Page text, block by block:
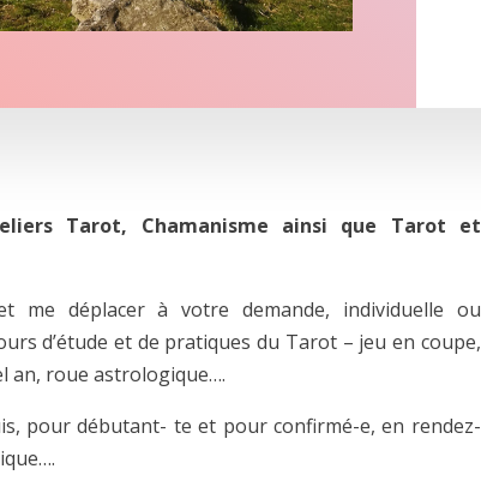
Tarot, Chamanisme ainsi que Tarot et
me déplacer à votre demande, individuelle ou
d’étude et de pratiques du Tarot – jeu en coupe,
an, roue astrologique….
pour débutant- te et pour confirmé-e, en rendez-